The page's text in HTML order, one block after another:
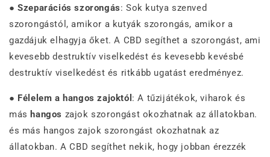
●Szeparációs szorongás: Sok kutya szenved
szorongástól, amikor a kutyák szorongás, amikor a
gazdájuk elhagyja őket. A CBD segíthet a szorongást, ami
kevesebb destruktív viselkedést és kevesebb kevésbé
destruktív viselkedést és ritkább ugatást eredményez.
● Félelem a hangos zajoktól : A tűzijátékok, viharok és
más hangos zajok szorongást okozhatnak az állatokban.
és más hangos zajok szorongást okozhatnak az
állatokban. A CBD segíthet nekik, hogy jobban érezzék